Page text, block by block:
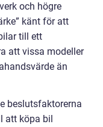
och högre
känt för att
till ett
att vissa modeller
än
beslutsfaktorerna
att köpa bil